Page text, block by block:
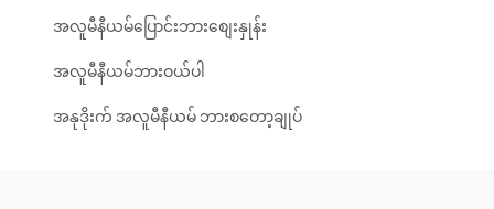
အလူမီနီယမ်ပြောင်းဘားစျေးနှုန်း
အလူမီနီယမ်ဘားဝယ်ပါ
အနုဒိုးက် အလူမီနီယမ် ဘားစတော့ချုပ်